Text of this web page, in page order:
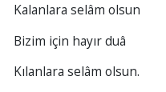
Kalanlara selâm olsun
Bizim için hayır duâ
Kılanlara selâm olsun.